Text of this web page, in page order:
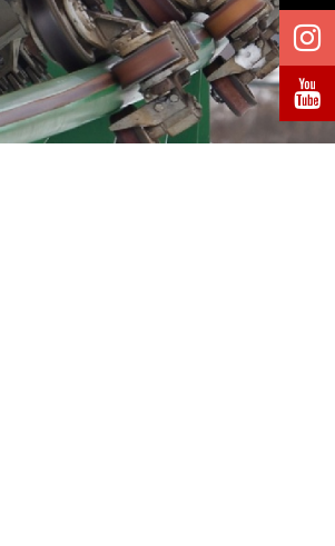
Volg @Pretparken.be
Volg @Pretparkenbe